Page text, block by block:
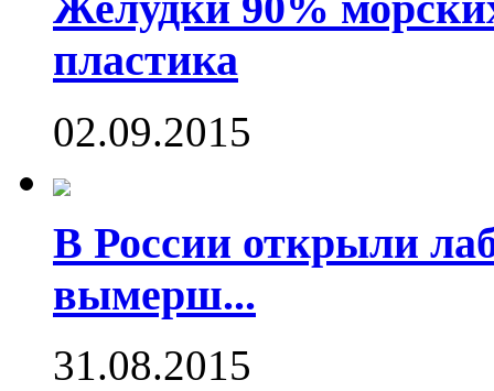
пластика
02.09.2015
В России открыли
вымерш...
31.08.2015